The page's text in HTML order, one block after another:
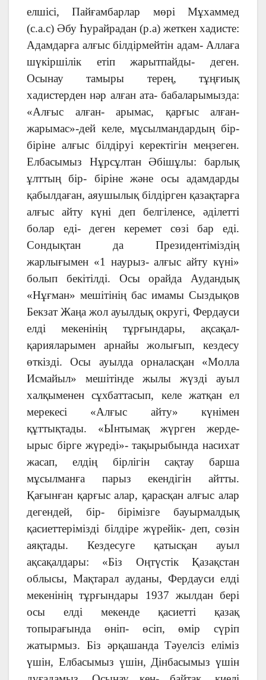
елшісі, Пайғамбарлар мөрі Мұхаммед
(с.а.с) Әбу Һурайрадан (р.а) жеткен хадисте:
Адамдарға алғыс білдірмейтін адам- Аллаға
шүкіршілік етіп жарытпайды- деген.
Осынау тамыры терең, тұңғиық
хадистерден нәр алған ата- бабаларымызда:
«Алғыс алған- арымас, қарғыс алған-
жарымас»-дей келе, мұсылмандардың бір-
біріне алғыс білдіруі керектігін меңзеген.
Елбасымыз Нұрсұлтан Әбішұлы: барлық
ұлттың бір- біріне және осы адамдарды
қабылдаған, аяушылық білдірген қазақтарға
алғыс айту күні деп белгіленсе, әділетті
болар еді- деген керемет сөзі бар еді.
Сондықтан да Президентіміздің
жарлығымен «1 наурыз- алғыс айту күні»
болып бекітілді. Осы орайда Аудандық
«Нұғман» мешітінің бас имамы Сыздықов
Бекзат Жаңа жол ауылдық округі, Фердауси
елді мекенінің тұрғындары, ақсақал-
қарияларымен арнайы жолығып, кездесу
өткізді. Осы ауылда орналасқан «Молла
Исмайыл» мешітінде жылы жүзді ауыл
халқыменен сұхбаттасып, келе жатқан ел
мерекесі «Алғыс айту» күнімен
құттықтады. «Ынтымақ жүрген жерде-
ырыс бірге жүреді»- тақырыбында насихат
жасап, елдің бірлігін сақтау барша
мұсылманға парыз екендігін айтты.
Қағынған қарғыс алар, қарасқан алғыс алар
дегендей, бір- бірімізге бауырмалдық
қасиеттерімізді білдіре жүрейік- деп, сөзін
аяқтады. Кездесуге қатысқан ауыл
ақсақалдары: «Біз Оңтүстік Қазақстан
облысы, Мақтарал ауданы, Фердауси елді
мекенінің тұрғындары 1937 жылдан бері
осы елді мекенде қасиетті қазақ
топырағында өніп- өсіп, өмір сүріп
жатырмыз. Біз әрқашанда Тәуелсіз еліміз
үшін, Елбасымыз үшін, Дінбасымыз үшін